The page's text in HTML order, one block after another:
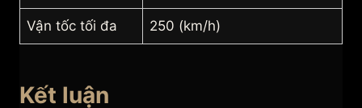
Vận tốc tối đa 250 (km/h)
Kết luận